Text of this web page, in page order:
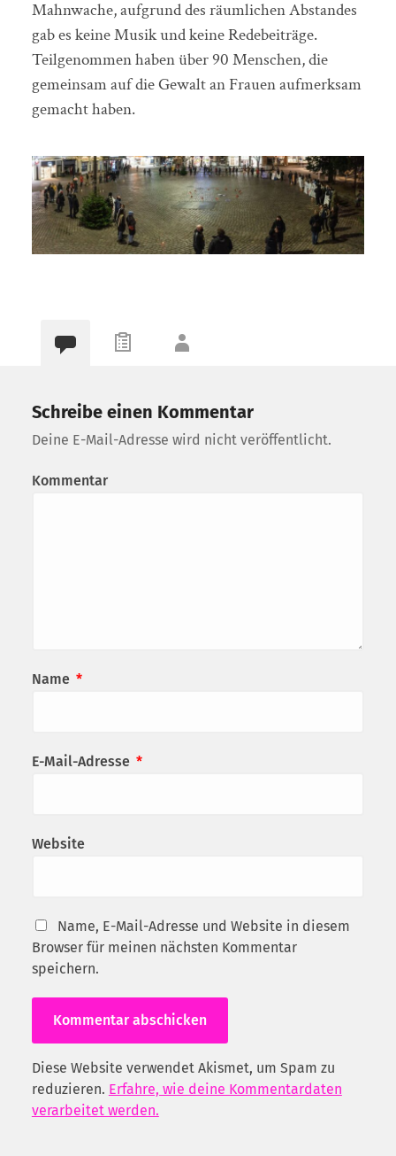
Mahnwache, aufgrund des räumlichen Abstandes
gab es keine Musik und keine Redebeiträge.
Teilgenommen haben über 90 Menschen, die
gemeinsam auf die Gewalt an Frauen aufmerksam
gemacht haben.
Schreibe einen Kommentar
Deine E-Mail-Adresse wird nicht veröffentlicht.
Kommentar
Name *
E-Mail-Adresse *
Website
Name, E-Mail-Adresse und Website in diesem
Browser für meinen nächsten Kommentar
speichern.
Diese Website verwendet Akismet, um Spam zu
reduzieren. Erfahre, wie deine Kommentardaten
verarbeitet werden.